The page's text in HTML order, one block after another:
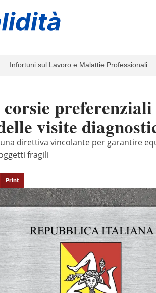
Infortuni sul Lavoro e Malattie Professionali
visite
una direttiva vincolante per garantire
fragili
Print